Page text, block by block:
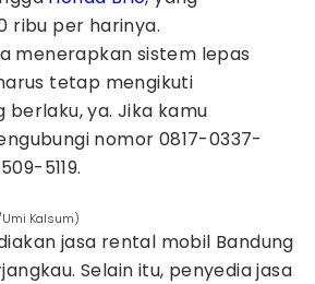
ribu per harinya.
menerapkan sistem lepas
tetap mengikuti
ya. Jika kamu
nomor 0817-0337-
5119.
Kalsum)
jasa rental mobil Bandung
Selain itu, penyedia jasa